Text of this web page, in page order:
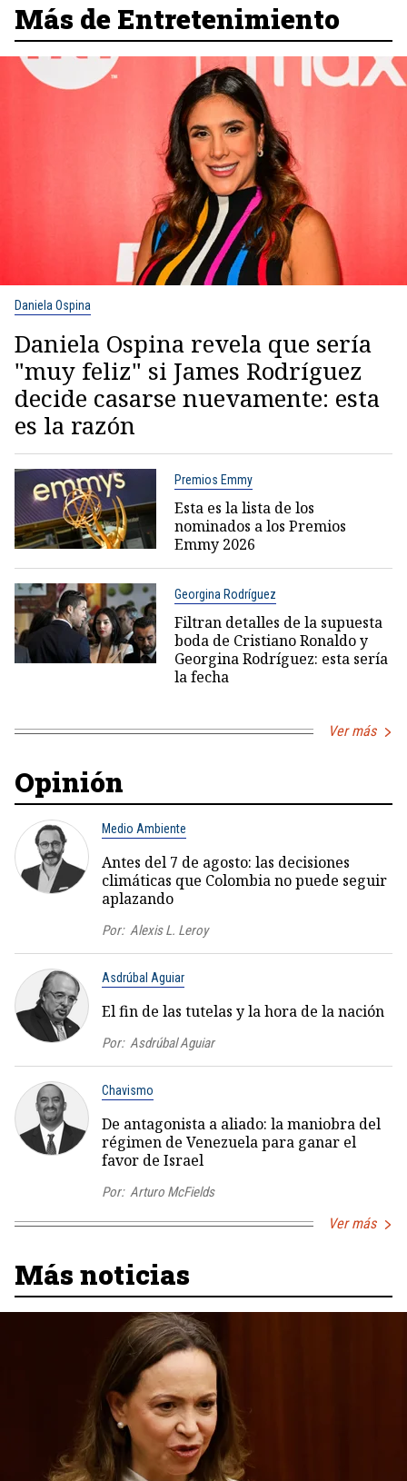
Más de Entretenimiento
Daniela Ospina
Daniela Ospina revela que sería
"muy feliz" si James Rodríguez
decide casarse nuevamente: esta
es la razón
Premios Emmy
Esta es la lista de los
nominados a los Premios
Emmy 2026
Georgina Rodríguez
Filtran detalles de la supuesta
boda de Cristiano Ronaldo y
Georgina Rodríguez: esta sería
la fecha
Ver más
Opinión
Medio Ambiente
Antes del 7 de agosto: las decisiones
climáticas que Colombia no puede seguir
aplazando
Por: Alexis L. Leroy
Asdrúbal Aguiar
El fin de las tutelas y la hora de la nación
Por: Asdrúbal Aguiar
Chavismo
De antagonista a aliado: la maniobra del
régimen de Venezuela para ganar el
favor de Israel
Por: Arturo McFields
Ver más
Más noticias